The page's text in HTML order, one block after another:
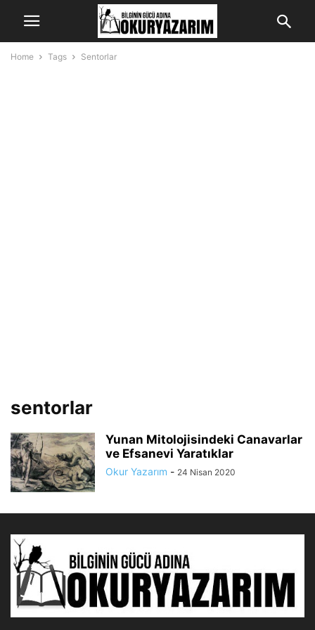
Home Tags Sentorlar
sentorlar
Yunan Mitolojisindeki Canavarlar
ve Efsanevi Yaratıklar
Okur Yazarım - 24 Nisan 2020